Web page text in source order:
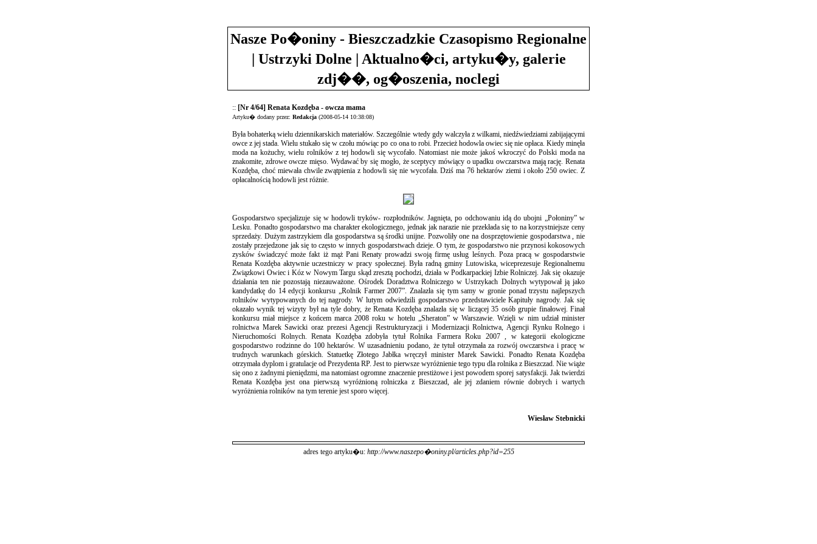
Nasze Po�oniny - Bieszczadzkie Czasopismo Regionalne
| Ustrzyki Dolne | Aktualno�ci, artyku�y, galerie
zdj��, og�oszenia, noclegi
:: [Nr 4/64] Renata Kozdęba - owcza mama
Artyku� dodany przez: Redakcja (2008-05-14 10:38:08)
Była bohaterką wielu dziennikarskich materiałów. Szczególnie wtedy gdy walczyła z wilkami, niedźwiedziami zabijającymi
owce z jej stada. Wielu stukało się w czołu mówiąc po co ona to robi. Przecież hodowla owiec się nie opłaca. Kiedy minęła
moda na kożuchy, wielu rolników z tej hodowli się wycofało. Natomiast nie może jakoś wkroczyć do Polski moda na
znakomite, zdrowe owcze mięso. Wydawać by się mogło, że sceptycy mówiący o upadku owczarstwa mają rację. Renata
Kozdęba, choć miewała chwile zwątpienia z hodowli się nie wycofała. Dziś ma 76 hektarów ziemi i około 250 owiec. Z
opłacalnością hodowli jest różnie.
Gospodarstwo specjalizuje się w hodowli tryków- rozpłodników. Jagnięta, po odchowaniu idą do ubojni „Połoniny” w
Lesku. Ponadto gospodarstwo ma charakter ekologicznego, jednak jak narazie nie przekłada się to na korzystniejsze ceny
sprzedaży. Dużym zastrzykiem dla gospodarstwa są środki unijne. Pozwoliły one na dosprzętowienie gospodarstwa , nie
zostały przejedzone jak się to często w innych gospodarstwach dzieje. O tym, że gospodarstwo nie przynosi kokosowych
zysków świadczyć może fakt iż mąż Pani Renaty prowadzi swoją firmę usług leśnych. Poza pracą w gospodarstwie
Renata Kozdęba aktywnie uczestniczy w pracy społecznej. Była radną gminy Lutowiska, wiceprezesuje Regionalnemu
Związkowi Owiec i Kóz w Nowym Targu skąd zresztą pochodzi, działa w Podkarpackiej Izbie Rolniczej. Jak się okazuje
działania ten nie pozostają niezauważone. Ośrodek Doradztwa Rolniczego w Ustrzykach Dolnych wytypował ją jako
kandydatkę do 14 edycji konkursu „Rolnik Farmer 2007”. Znalazła się tym samy w gronie ponad trzystu najlepszych
rolników wytypowanych do tej nagrody. W lutym odwiedzili gospodarstwo przedstawiciele Kapituły nagrody. Jak się
okazało wynik tej wizyty był na tyle dobry, że Renata Kozdęba znalazła się w liczącej 35 osób grupie finałowej. Finał
konkursu miał miejsce z końcem marca 2008 roku w hotelu „Sheraton” w Warszawie. Wzięli w nim udział minister
rolnictwa Marek Sawicki oraz prezesi Agencji Restrukturyzacji i Modernizacji Rolnictwa, Agencji Rynku Rolnego i
Nieruchomości Rolnych. Renata Kozdęba zdobyła tytuł Rolnika Farmera Roku 2007 , w kategorii ekologiczne
gospodarstwo rodzinne do 100 hektarów. W uzasadnieniu podano, że tytuł otrzymała za rozwój owczarstwa i pracę w
trudnych warunkach górskich. Statuetkę Złotego Jabłka wręczył minister Marek Sawicki. Ponadto Renata Kozdęba
otrzymała dyplom i gratulacje od Prezydenta RP. Jest to pierwsze wyróżnienie tego typu dla rolnika z Bieszczad. Nie wiąże
się ono z żadnymi pieniędzmi, ma natomiast ogromne znaczenie prestiżowe i jest powodem sporej satysfakcji. Jak twierdzi
Renata Kozdęba jest ona pierwszą wyróżnioną rolniczka z Bieszczad, ale jej zdaniem równie dobrych i wartych
wyróżnienia rolników na tym terenie jest sporo więcej.
Wiesław Stebnicki
adres tego artyku�u: http://www.naszepo�oniny.pl/articles.php?id=255